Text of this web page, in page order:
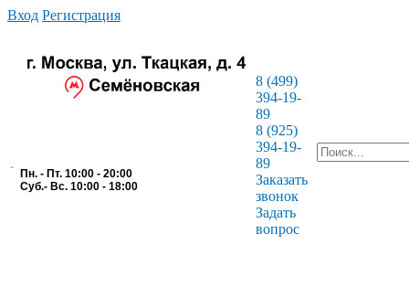
Вход Регистрация
Пн. - Пт. 10:00 - 20:00
Суб.- Вс. 10:00 - 18:00
8 (499)
394-19-
89
8 (925)
394-19-
89
Заказать
звонок
Задать
вопрос